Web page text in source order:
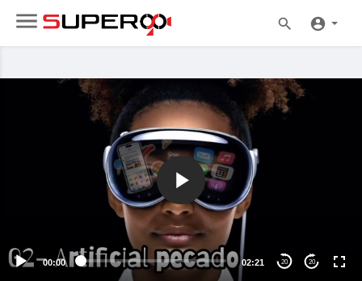
00:00 02:21 20 20